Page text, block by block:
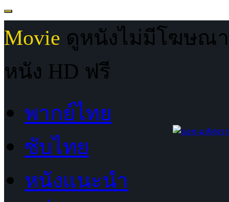
Movie ดูหนังไม่มีโฆษณา
หนัง HD ฟรี
พากย์ไทย
ซับไทย
หนังแนะนำ